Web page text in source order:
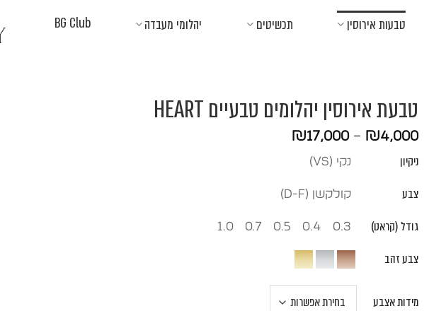
טבעות אירוסין תכשיטים יהלומי מעבדה BG Club
טבעת אירוסין יהלומים טבעיים HEART
₪4,000
–
₪17,000
עד
ניקיון נקי (vs)
צבע קולקשן (D-F)
גודל (קראט) 0.3
0.4
0.5
0.7
1.0
צבע זהב
מידות אצבע